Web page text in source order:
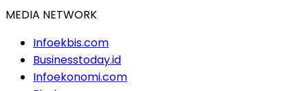
MEDIA NETWORK
Infoekbis.com
Businesstoday.id
Infoekonomi.com